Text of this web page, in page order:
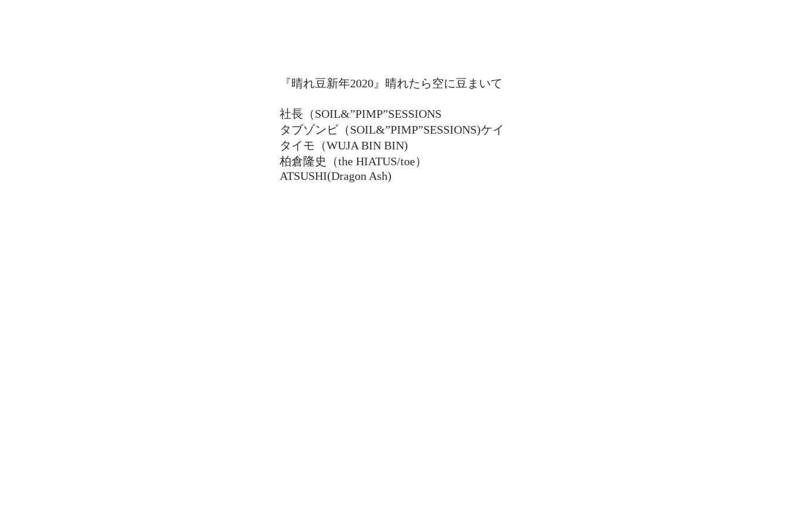
『晴れ豆新年2020』晴れたら空に豆まいて
社長（SOIL&”PIMP”SESSIONS
タブゾンビ（SOIL&”PIMP”SESSIONS)ケイ
タイモ（WUJA BIN BIN)
柏倉隆史（the HIATUS/toe）
ATSUSHI(Dragon Ash)